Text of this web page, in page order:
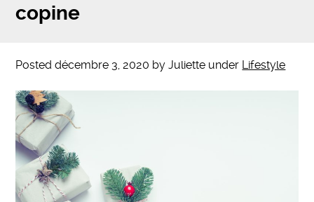
copine
Posteddécembre 3, 2020 byJuliette under Lifestyle